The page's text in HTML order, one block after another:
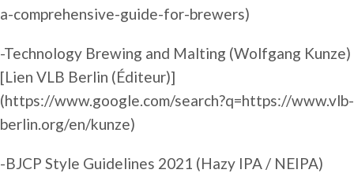
a-comprehensive-guide-for-brewers)
-Technology Brewing and Malting (Wolfgang Kunze)
[Lien VLB Berlin (Éditeur)]
(https://www.google.com/search?q=https://www.vlb-
berlin.org/en/kunze)
-BJCP Style Guidelines 2021 (Hazy IPA / NEIPA)